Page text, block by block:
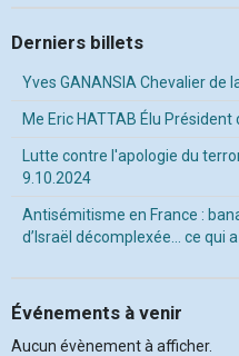
Derniers billets
Yves GANANSIA Chevalier de
Me Eric HATTAB Élu Président
Lutte contre l'apologie du
9.10.2024
Antisémitisme en France :
d’Israël décomplexée… ce qui
Événements à venir
Aucun évènement à afficher.